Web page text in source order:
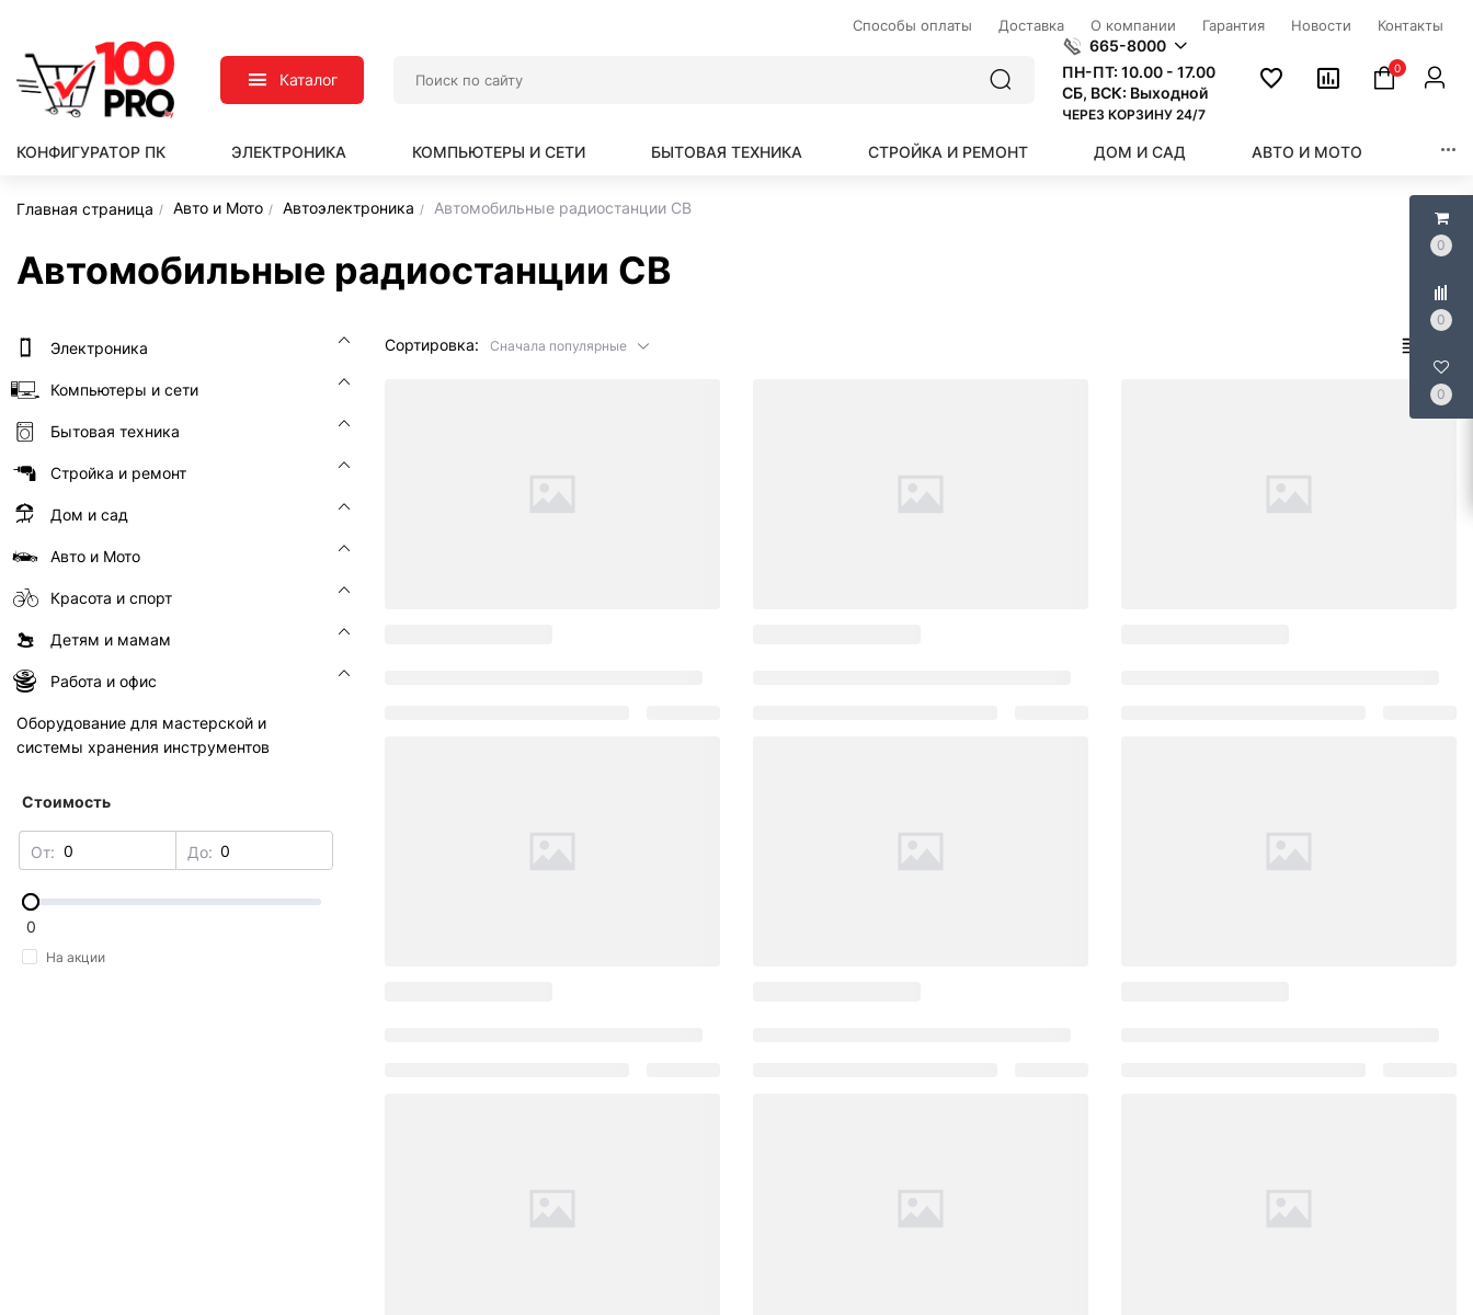
0
0
0
Способы оплаты Доставка О компании Гарантия Новости Контакты
Каталог
665-8000
ПН-ПТ: 10.00 - 17.00
СБ, ВСК: Выходной
ЧЕРЕЗ КОРЗИНУ 24/7
0
КОНФИГУРАТОР ПК ЭЛЕКТРОНИКА КОМПЬЮТЕРЫ И СЕТИ БЫТОВАЯ ТЕХНИКА СТРОЙКА И РЕМОНТ ДОМ И САД АВТО И МОТО
Главная страница Авто и Мото Автоэлектроника Автомобильные радиостанции CB
Автомобильные радиостанции CB
Электроника
Компьютеры и сети
Бытовая техника
Стройка и ремонт
Дом и сад
Авто и Мото
Красота и спорт
Детям и мамам
Работа и офис
Оборудование для мастерской и
системы хранения инструментов
Стоимость
От: До:
0
На акции
Сортировка: Сначала популярные